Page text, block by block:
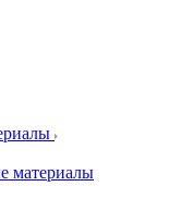
материалы